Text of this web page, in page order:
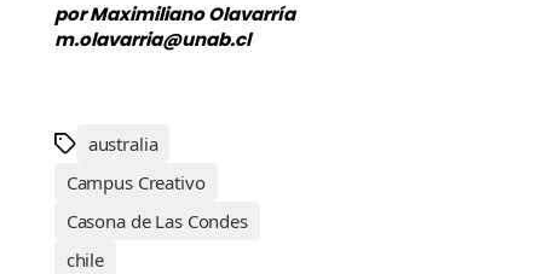
por Maximiliano Olavarría
m.olavarria@unab.cl
australia
Campus Creativo
Casona de Las Condes
chile